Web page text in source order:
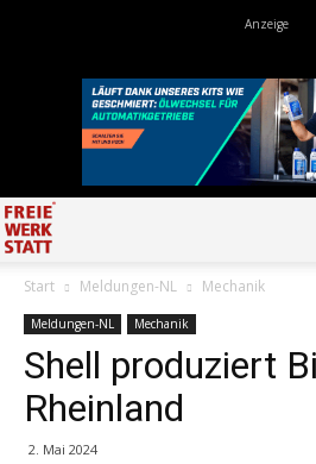
Start Meldungen-NL Mechanik
Meldungen-NL Mechanik
Shell produziert
Rheinland
2. Mai 2024